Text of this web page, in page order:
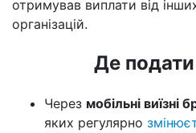
отримував виплати від
організацій.
Де
Через мобільні виїзні
яких регулярно